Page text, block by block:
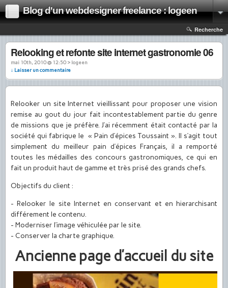
Blog d'un webdesigner freelance : logeen
Recherche
Relooking et refonte site internet gastronomie 06
mai 10th, 2010 @ 12:50 › logeen
↓ Laisser un commentaire
Relooker un site Internet vieillissant pour proposer une vision
remise au gout du jour fait incontestablement partie du genre
de missions que je préfère. J’ai récemment était contacté par la
société qui fabrique le « Pain d’épices Toussaint ». Il s’agit tout
simplement du meilleur pain d’épices Français, il a remporté
toutes les médailles des concours gastronomiques, ce qui en
fait un produit haut de gamme et très prisé des grands chefs.
Objectifs du client :
- Relooker le site Internet en conservant et en hierarchisant
différement le contenu.
- Moderniser l’image véhiculée par le site.
- Conserver la charte graphique.
Ancienne page d’accueil du site